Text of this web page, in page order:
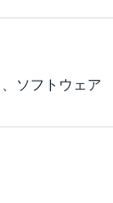
ソフトウェア